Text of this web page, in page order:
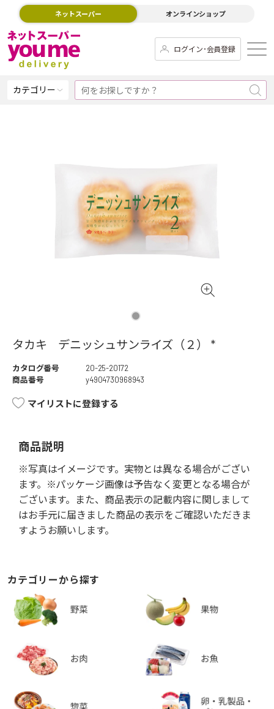
ネットスーパー オンラインショップ
ログイン･会員登録
カテゴリー
タカキ デニッシュサンライズ（２） *
カタログ番号
20-25-20172
商品番号
y4904730968943
マイリストに登録する
商品説明
※写真はイメージです。実物とは異なる場合がござい
ます。※パッケージ画像は予告なく変更となる場合が
ございます。また、商品表示の記載内容に関しまして
はお手元に届きました商品の表示をご確認いただきま
すようお願いします。
カテゴリーから探す